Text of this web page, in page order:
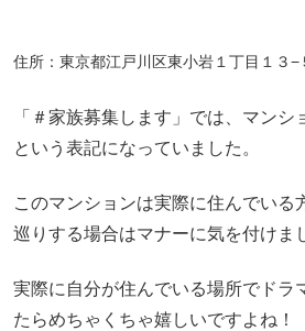
住所：東京都江戸川区東小岩１丁目１３−
「＃家族募集します」では、マンシ
という表記になっていました。
このマンションは実際に住んでいる
巡りする場合はマナーに気を付けま
実際に自分が住んでいる場所でドラ
たらめちゃくちゃ嬉しいですよね！